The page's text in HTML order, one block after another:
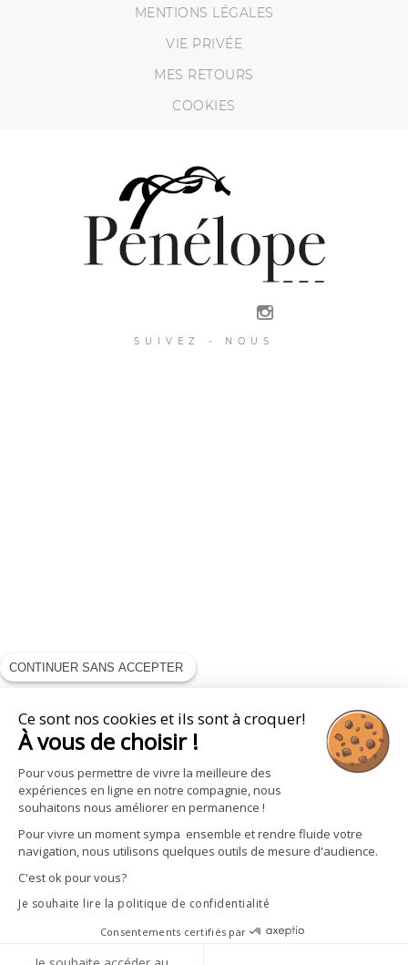
MENTIONS LÉGALES
VIE PRIVÉE
MES RETOURS
COOKIES
SUIVEZ - NOUS
CONTINUER SANS ACCEPTER
Ce sont nos cookies et ils sont à croquer!
À vous de choisir !
Pour vous permettre de vivre la meilleure des
expériences en ligne en notre compagnie, nous
souhaitons nous améliorer en permanence !
Pour vivre un moment sympa ensemble et rendre fluide votre
navigation, nous utilisons quelques outils de mesure d'audience.
C'est ok pour vous?
Je souhaite lire la politique de confidentialité
Consentements certifiés par